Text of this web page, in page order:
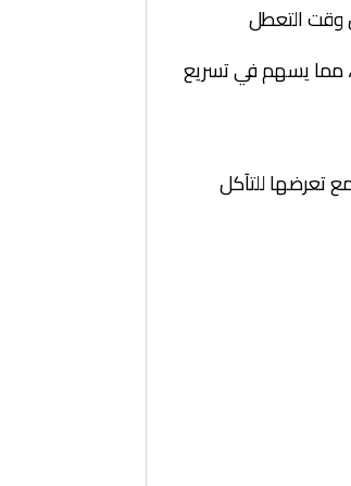
وقت التعطل
مما يسهم في تسريع
تعرضها للتآكل